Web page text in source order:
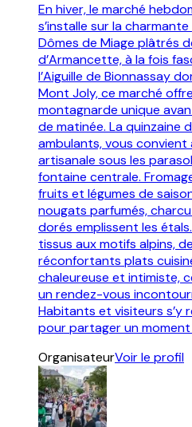
En hiver, le marché
s’installe sur la
Dômes de Miage plâtrés
d’Armancette, à la fois
l’Aiguille de Bionnassay
Mont Joly, ce marché
montagnarde unique
de matinée. La quinzaine
ambulants, vous
artisanale sous les
fontaine centrale.
fruits et légumes de
nougats parfumés,
dorés emplissent les
tissus aux motifs alpins,
réconfortants plats
chaleureuse et intimiste,
un rendez-vous
Habitants et visiteurs s’y
pour partager un
OrganisateurVoir le profil